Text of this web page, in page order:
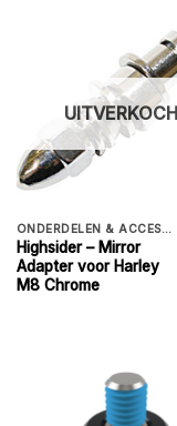
ONDERDELEN & ACCESSORIES
Highsider – Mirror
Adapter voor Harley
M8 Chrome